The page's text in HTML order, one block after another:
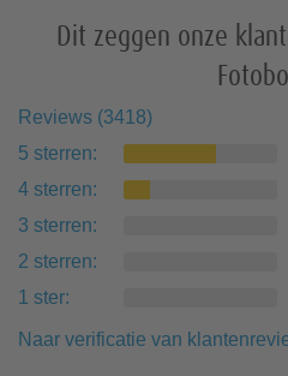
Dit zeggen onze
Reviews (3418)
5 sterren:
4 sterren:
3 sterren:
2 sterren:
1 ster:
Naar verificatie van